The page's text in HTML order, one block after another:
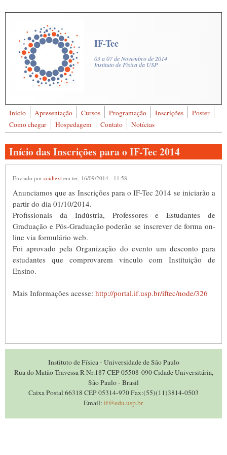
Pular para o conteúdo principal
IF-Tec
03 a 07 de Novembro de 2014
Instituto de Física da USP
Formulário de busca
Buscar
Início Apresentação Cursos Programação Inscrições
Poster
Como chegar
Hospedagem Contato Notícias
Início das Inscrições para o IF-Tec 2014
Enviado por ccultext em ter, 16/09/2014 - 11:58
Anunciamos que as Inscrições para o IF-Tec 2014 se iniciarão a
partir do dia 01/10/2014.
Profissionais da Indústria, Professores e Estudantes de
Graduação e Pós-Graduação poderão se inscrever de forma on-
line via formulário web.
Foi aprovado pela Organização do evento um desconto para
estudantes que comprovarem vínculo com Instituição de
Ensino.
Mais Informações acesse: http://portal.if.usp.br/iftec/node/326
Instituto de Física - Universidade de São Paulo
Rua do Matão Travessa R Nr.187 CEP 05508-090 Cidade Universitária,
São Paulo - Brasil
Caixa Postal 66318 CEP 05314-970 Fax:(55)(11)3814-0503
Email: if@edu.usp.br